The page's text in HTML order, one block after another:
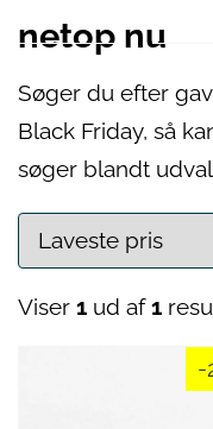
netop nu
Søger du efter
Black Friday, så
søger blandt
Viser 1 ud af1
-